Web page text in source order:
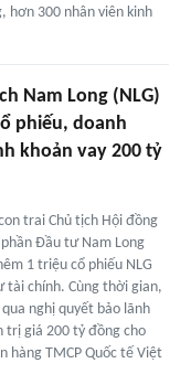
hơn 300 nhân viên kinh
Nam Long (NLG)
phiếu, doanh
khoản vay 200 tỷ
trai Chủ tịch Hội đồng
Đầu tư Nam Long
1 triệu cổ phiếu NLG
tài chính. Cùng thời gian,
nghị quyết bảo lãnh
trị giá 200 tỷ đồng cho
hàng TMCP Quốc tế Việt